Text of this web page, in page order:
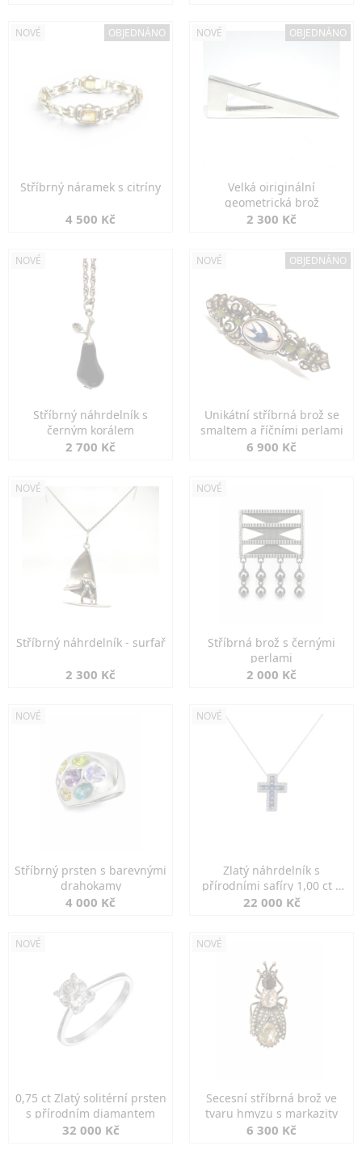
NOVÉ OBJEDNÁNO
Stříbrný náramek s citríny
4 500 Kč
NOVÉ OBJEDNÁNO
Velká oiriginální
geometrická brož
2 300 Kč
NOVÉ
Stříbrný náhrdelník s
černým korálem
2 700 Kč
NOVÉ OBJEDNÁNO
Unikátní stříbrná brož se
smaltem a říčními perlami
6 900 Kč
NOVÉ
Stříbrný náhrdelník - surfař
2 300 Kč
NOVÉ
Stříbrná brož s černými
perlami
2 000 Kč
NOVÉ
Stříbrný prsten s barevnými
drahokamy
4 000 Kč
NOVÉ
Zlatý náhrdelník s
přírodními safíry 1,00 ct a
diamanty
22 000 Kč
NOVÉ
0,75 ct Zlatý solitérní prsten
s přírodním diamantem
32 000 Kč
NOVÉ
Secesní stříbrná brož ve
tvaru hmyzu s markazity
6 300 Kč